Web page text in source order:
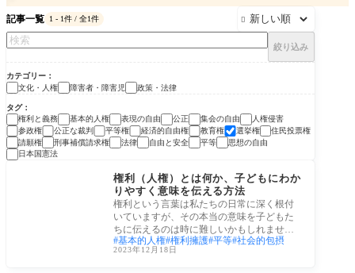
記事一覧 1 - 1件 / 全1件 
絞り込み
カテゴリー
文化・人権
障害者・障害児 政策・法律
タグ
権利と義務
基本的人権 表現の自由 公正 集会の自由
人権侵害
参政権
公正な裁判 平等権 経済的自由権 教育権 選挙権
住民投票権
請願権
刑事補償請求権 法律 自由と安全 平等
思想の自由
日本国憲法
権利（人権）とは何か、子どもにわか
りやすく意味を伝える方法
権利という言葉は私たちの日常に深く根付
いていますが、その本当の意味を子どもた
ちに伝えるのは時に難しいかもしれませ
ん。この
基本的人権 権利擁護 平等 社会的包摂
2023年12月18日